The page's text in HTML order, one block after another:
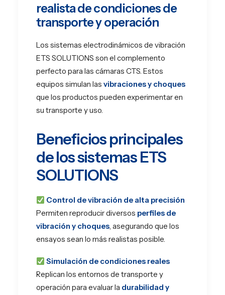
realista de condiciones de
transporte y operación
Los sistemas electrodinámicos de vibración
ETS SOLUTIONS son el complemento
perfecto para las cámaras CTS. Estos
equipos simulan las vibraciones y choques
que los productos pueden experimentar en
su transporte y uso.
Beneficios principales
de los sistemas ETS
SOLUTIONS
Control de vibración de alta precisión
Permiten reproducir diversos perfiles de
vibración y choques, asegurando que los
ensayos sean lo más realistas posible.
Simulación de condiciones reales
Replican los entornos de transporte y
operación para evaluar la durabilidad y